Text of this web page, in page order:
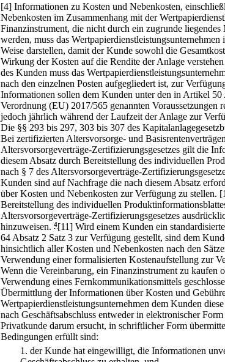
[4] Informationen zu Kosten und Nebenkosten,
Nebenkosten im Zusammenhang mit der
Finanzinstrument, die nicht durch ein zugrunde
werden, muss das Wertpapierdienstleistungsunternehmen
Weise darstellen, damit der Kunde sowohl die
Wirkung der Kosten auf die Rendite der Anlage
des Kunden muss das
nach den einzelnen Posten aufgegliedert ist, zur
Informationen sollen dem Kunden unter den in Artikel 50
Verordnung (EU) 2017/565 genannten Voraussetzungen
jedoch jährlich während der Laufzeit der Anlage zur
Die §§ 293 bis 297, 303 bis 307 des
Bei zertifizierten Altersvorsorge- und
Altersvorsorgeverträge-Zertifizierungsgesetzes gilt die
diesem Absatz durch Bereitstellung des individuellen
nach § 7 des Altersvorsorgeverträge-
Kunden sind auf Nachfrage die nach diesem Absatz
über Kosten und Nebenkosten zur Verfügung zu stellen.
Bereitstellung des individuellen
Altersvorsorgeverträge-Zertifizierungsgesetzes
hinzuweisen. 4[11] Wird einem Kunden ein
64 Absatz 2 Satz 3 zur Verfügung gestellt, sind dem
hinsichtlich aller Kosten und Nebenkosten nach den
Verwendung einer formalisierten Kostenaufstellung zur
Wenn die Vereinbarung, ein Finanzinstrument zu kaufen
Verwendung eines Fernkommunikationsmittels
Übermittlung der Informationen über Kosten und
Wertpapierdienstleistungsunternehmen dem Kunden
nach Geschäftsabschluss entweder in elektronischer
Privatkunde darum ersucht, in schriftlicher Form
Bedingungen erfüllt sind:
1. der Kunde hat eingewilligt, die Informationen